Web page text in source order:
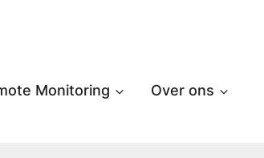
Monitoring Over ons